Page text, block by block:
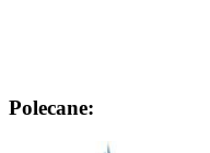
Polecane: